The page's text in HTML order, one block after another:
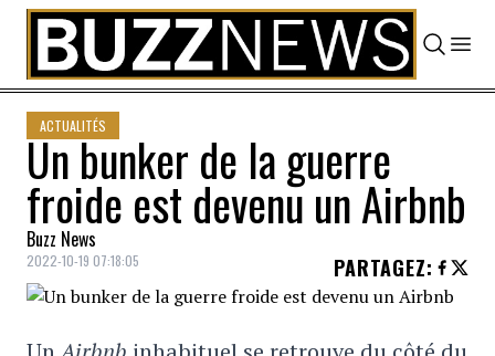
Skip to content
ACTUALITÉS
Un bunker de la guerre
froide est devenu un Airbnb
Buzz News
2022-10-19 07:18:05 PARTAGEZ: